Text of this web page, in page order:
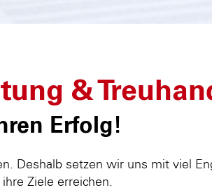
&
Erfolg!
Deshalb setzen wir uns mit viel
Ziele erreichen.